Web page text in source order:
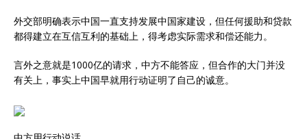
外交部明确表示中国一直支持发展中国家建设，但任何援助和贷款
都得建立在互信互利的基础上，得考虑实际需求和偿还能力。
言外之意就是1000亿的请求，中方不能答应，但合作的大门并没
有关上，事实上中国早就用行动证明了自己的诚意。